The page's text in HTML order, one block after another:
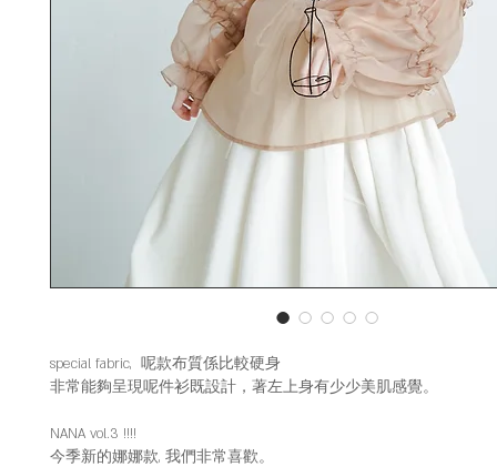
special fabric, 呢款布質係比較硬身
非常能夠呈現呢件衫既設計，著左上身有少少美肌感覺。
NANA vol.3 !!!!
今季新的娜娜款, 我們非常喜歡。